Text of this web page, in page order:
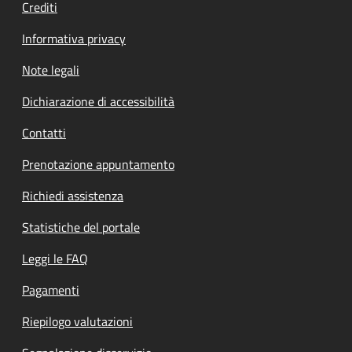
Crediti
Informativa privacy
Note legali
Dichiarazione di accessibilità
Contatti
Prenotazione appuntamento
Richiedi assistenza
Statistiche del portale
Leggi le FAQ
Pagamenti
Riepilogo valutazioni